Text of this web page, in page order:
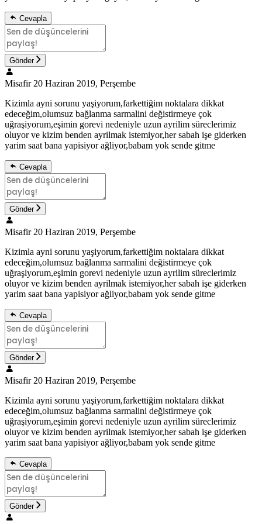
Cevapla
Gönder
Misafir 20 Haziran 2019, Perşembe
Kizimla ayni sorunu yaşiyorum,farkettiğim noktalara dikkat
edeceğim,olumsuz bağlanma sarmalini değistirmeye çok
uğraşiyorum,eşimin gorevi nedeniyle uzun ayrilim süreclerimiz
oluyor ve kizim benden ayrilmak istemiyor,her sabah işe giderken
yarim saat bana yapisiyor ağliyor,babam yok sende gitme
Cevapla
Gönder
Misafir 20 Haziran 2019, Perşembe
Kizimla ayni sorunu yaşiyorum,farkettiğim noktalara dikkat
edeceğim,olumsuz bağlanma sarmalini değistirmeye çok
uğraşiyorum,eşimin gorevi nedeniyle uzun ayrilim süreclerimiz
oluyor ve kizim benden ayrilmak istemiyor,her sabah işe giderken
yarim saat bana yapisiyor ağliyor,babam yok sende gitme
Cevapla
Gönder
Misafir 20 Haziran 2019, Perşembe
Kizimla ayni sorunu yaşiyorum,farkettiğim noktalara dikkat
edeceğim,olumsuz bağlanma sarmalini değistirmeye çok
uğraşiyorum,eşimin gorevi nedeniyle uzun ayrilim süreclerimiz
oluyor ve kizim benden ayrilmak istemiyor,her sabah işe giderken
yarim saat bana yapisiyor ağliyor,babam yok sende gitme
Cevapla
Gönder